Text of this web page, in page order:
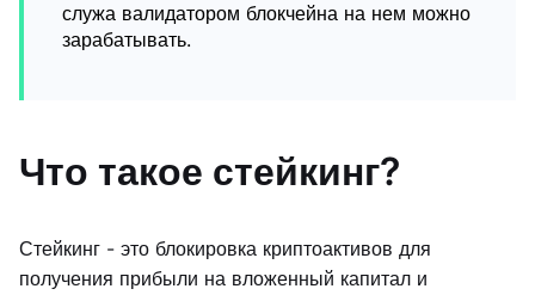
служа валидатором блокчейна на нем можно
зарабатывать.
Что такое стейкинг?
Стейкинг - это блокировка криптоактивов для
получения прибыли на вложенный капитал и